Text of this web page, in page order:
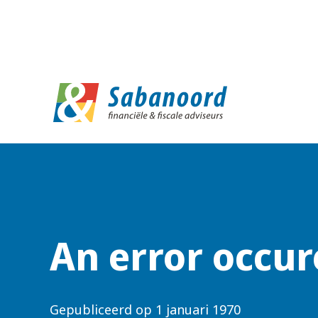
An error
Gepubliceerd op 1 januari 1970